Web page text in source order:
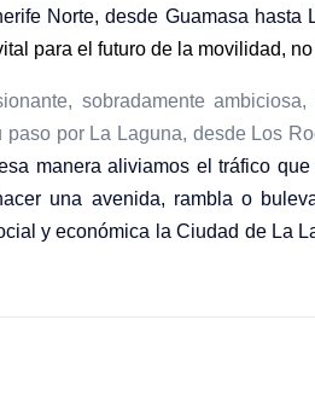
Norte, desde Guamasa hasta
para el futuro de la movilidad,
sobradamente
por La Laguna, desde Los
manera aliviamos el tráfico
una avenida, rambla o
y económica la Ciudad de La